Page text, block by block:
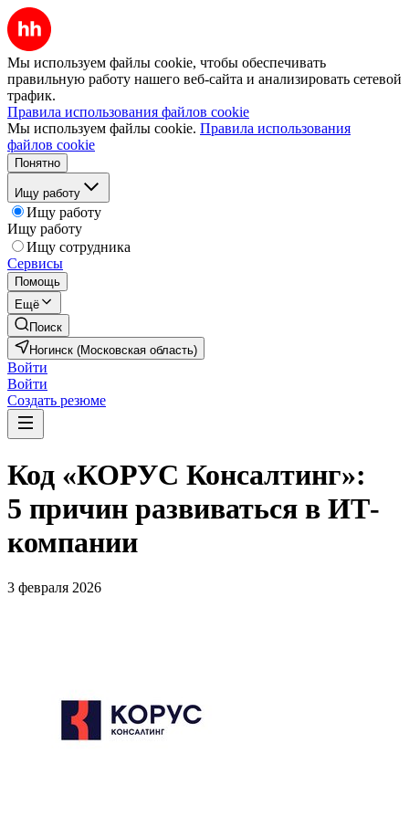
Мы используем файлы cookie, чтобы обеспечивать
правильную работу нашего веб-сайта и анализировать сетевой
трафик.
Правила использования файлов cookie
Мы используем файлы cookie. Правила использования
файлов cookie
Понятно
Ищу работу
Ищу работу
Ищу работу
Ищу сотрудника
Сервисы
Помощь
Ещё
Поиск
Ногинск (Московская область)
Войти
Войти
Создать резюме
Код «КОРУС Консалтинг»:
5 причин развиваться в ИТ-
компании
3 февраля 2026